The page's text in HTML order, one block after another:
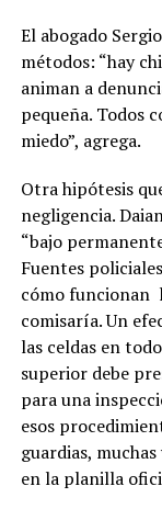
El abogado
métodos: “hay
animan a
pequeña. Todos
miedo”, agrega.
Otra hipótesis
negligencia.
“bajo
Fuentes
cómo funcionan
comisaría. Un
las celdas en
superior debe
para una
esos
guardias,
en la planilla